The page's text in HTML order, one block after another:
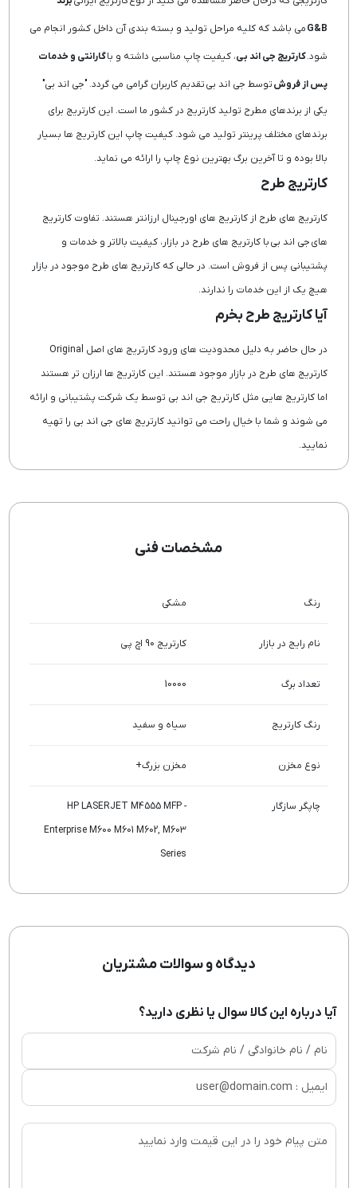
G&Bمی باشد که کلیه مراحل تولید و بسته بندی آن داخل کشور انجام می
شود.کارتریج جی اند بی، کیفیت چاپ مناسبی داشته و باگارانتی و خدمات
پس از فروشتوسط جی اند بی تقدیم کاربران گرامی می گردد. "جی اند بی"
یکی از برندهای مطرح تولید کارتریج در کشور ما است. این کارتریج برای
برندهای مختلف پرینتر تولید می شود. کیفیت چاپ این کارتریج ها بسیار
بالا بوده و تا آخرین برگ بهترین نوع چاپ را ارائه می نماید.
کارتریج طرح
کارتریج های طرح از کارتریج های اورجینال ارزانتر هستند. تفاوت کارتریج
های جی اند بی با کارتریج های طرح در بازار، کیفیت بالاتر و خدمات و
پشتیبانی پس از فروش است. در حالی که کارتریج های طرح موجود در بازار
هیچ یک از این خدمات را ندارند.
آیا کارتریج طرح بخرم
در حال حاضر به دلیل محدودیت های ورود کارتریج های اصل Original
کارتریج های طرح در بازار موجود هستند. این کارتریج ها ارزان تر هستند
اما کارتریج هایی مثل کارتریج جی اند بی توسط یک شرکت پشتیبانی و ارائه
می شوند و شما با خیال راحت می توانید کارتریج های جی اند بی را تهیه
نمایید.
مشخصات فنی
رنگ مشکی
نام رایج در بازار کارتریج 90 اچ پی
تعداد برگ 10000
رنگ کارتریج سیاه و سفید
نوع مخزن مخزن بزرگ+
چاپگر سازگار
HP LASERJET M4555 MFP -
Enterprise M600 M601 M602, M603
Series
دیدگاه و سوالات مشتریان
آیا درباره این کالا سوال یا نظری دارید؟